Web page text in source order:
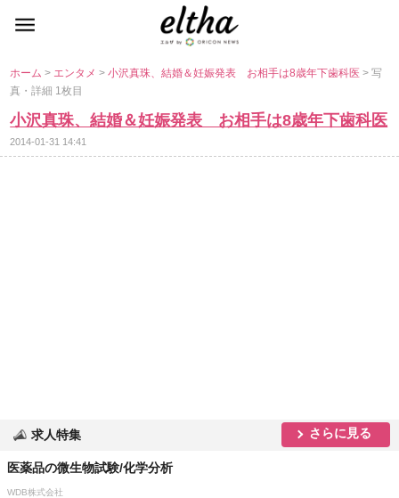
ホーム> エンタメ>小沢真珠、結婚＆妊娠発表 お相手は8歳年下歯科医> 写
真・詳細 1枚目
小沢真珠、結婚＆妊娠発表 お相手は8歳年下歯科医
2014-01-31 14:41
求人特集 さらに見る
医薬品の微生物試験/化学分析
WDB株式会社